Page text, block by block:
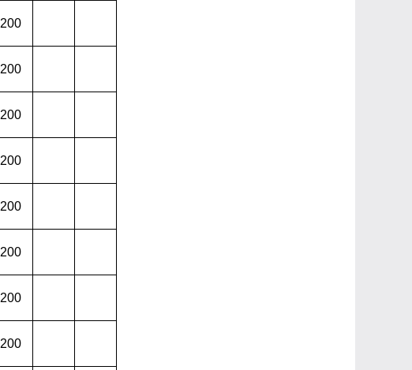
200
200
200
200
200
200
200
200